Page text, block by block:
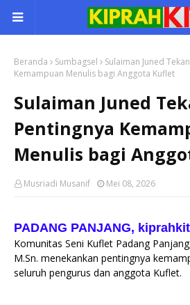
Beranda Sumbagsel
Sulaiman Juned
Kemampuan Menulis bagi Anggota Kuflet
Sulaiman Juned
Pentingnya
Menulis bagi
Musriadi Musanif Mei 08, 2026
PADANG PANJANG,
Komunitas Seni Kuflet Padang
M.Sn. menekankan pentingnya
seluruh pengurus dan anggota Kuflet.